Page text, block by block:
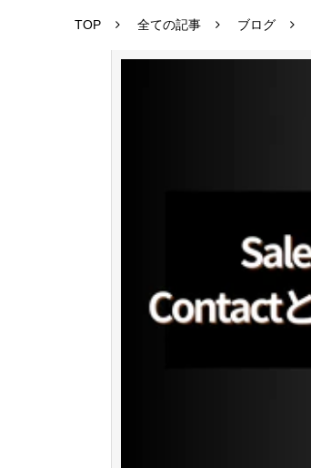
TOP 全ての記事 ブログ